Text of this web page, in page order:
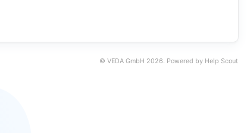
© VEDA GmbH 2026. Powered by Help Scout